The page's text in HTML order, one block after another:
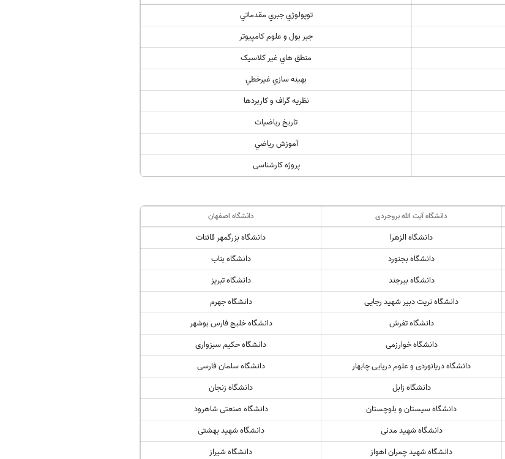
توپولوژي جبري مقدماتي
جبر بول و علوم کامپيوتر
منطق هاي غير کلاسيک
بهينه سازي غيرخطي
نظريه گراف و کاربردها
تاريخ رياضيات
آموزش رياضي
پروژه کارشناسی
دانشگاه آیت الله بروجردی دانشگاه اصفهان
دانشگاه الزهرا
دانشگاه بزرگمهر قائنات
دانشگاه بجنورد
دانشگاه بناب
دانشگاه بیرجند
دانشگاه تبریز
دانشگاه تریت دبیر شهید رجایی
دانشگاه جهرم
دانشگاه تفرش
دانشگاه خلیج فارس بوشهر
دانشگاه خوارزمی
دانشگاه حکیم سبزواری
دانشگاه دریانوردی و علوم دریایی چابهار
دانشگاه سلمان فارسی
دانشگاه زابل
دانشگاه زنجان
دانشگاه سیستان و بلوچستان
دانشگاه صنعتی شاهرود
دانشگاه شهید مدنی
دانشگاه شهید بهشتی
دانشگاه شهید چمران اهواز
دانشگاه شیراز